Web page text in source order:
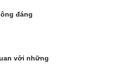
đáng
với những